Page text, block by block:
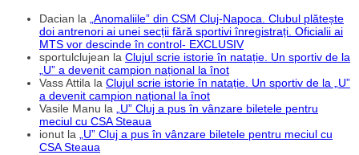
Dacian la „Anomaliile” din CSM Cluj-Napoca. Clubul plătește
doi antrenori ai unei secții fără sportivi înregistrați. Oficialii ai
MTS vor descinde în control- EXCLUSIV
sportulclujean la Clujul scrie istorie în natație. Un sportiv de la
„U” a devenit campion național la înot
Vass Attila la Clujul scrie istorie în natație. Un sportiv de la „U”
a devenit campion național la înot
Vasile Manu la „U” Cluj a pus în vânzare biletele pentru
meciul cu CSA Steaua
ionut la „U” Cluj a pus în vânzare biletele pentru meciul cu
CSA Steaua